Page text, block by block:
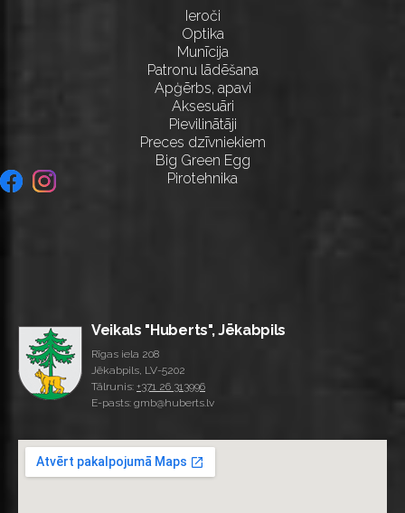
Ieroči
Optika
Munīcija
Patronu lādēšana
Apģērbs, apavi
Aksesuāri
Pievilinātāji
Preces dzīvniekiem
Big Green Egg
Pirotehnika
Veikals "Huberts", Jēkabpils
Rīgas iela 208
Jēkabpils, LV-5202
Tālrunis: +371 26 313996
E-pasts: gmb@huberts.lv